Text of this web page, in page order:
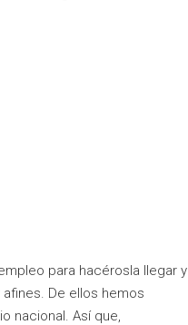
para hacérosla llegar y
De ellos hemos
nacional. Así que,